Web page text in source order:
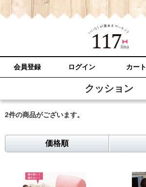
会員登録 ログイン カート
クッション
2件の商品がございます。
価格順